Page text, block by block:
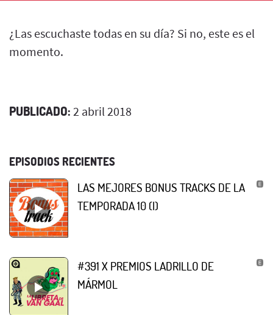
¿Las escuchaste todas en su día? Si no, este es el
momento.
PUBLICADO: 2 abril 2018
EPISODIOS RECIENTES
LAS MEJORES BONUS TRACKS DE LA
TEMPORADA 10 (I)
#391 X PREMIOS LADRILLO DE
MÁRMOL